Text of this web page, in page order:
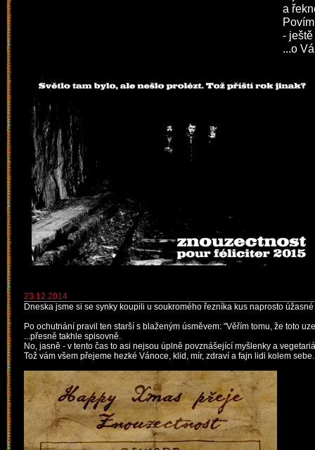
a
-
...o
23.12.2014
Dneska jsme si se synky koupili u soukromého řezníka kus naprosto
Po ochutnání pravil ten starší s blaženým úsměvem: "Věřím tomu, že toto
...přesně takhle spisovně.
No, jasně - v tento čas to asi nejsou úplně povznášející myšlenky a
Tož vám všem přejeme hezké Vánoce, klid, mír, zdraví a fajn lidi kolem